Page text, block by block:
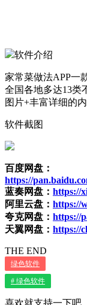
软件介绍
家常菜做法APP一
全国各地多达13类
图片+丰富详细的
软件截图
百度网盘：
https://
蓝奏网盘： https://
阿里云盘： https://
夸克网盘： https://
天翼网盘： https://
THE END
绿色软件
# 绿色软件
喜欢就支持一下吧